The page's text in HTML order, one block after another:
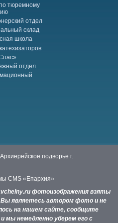
тюремному
отдел
склад
школа
отдел
подворье г.
CMS «Епархия»
фотоизображения взяты
являетесь автором фото и не
на нашем сайте, сообщите
мы немедленно уберем его с